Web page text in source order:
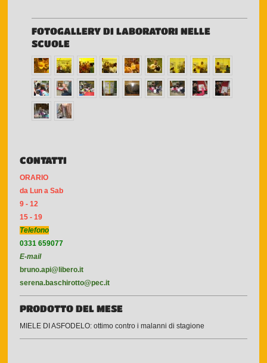
FOTOGALLERY DI LABORATORI NELLE
SCUOLE
CONTATTI
ORARIO
da Lun a Sab
9 - 12
15 - 19
Telefono
0331 659077
E-mail
bruno.api@libero.it
serena.baschirotto@pec.it
PRODOTTO DEL MESE
MIELE DI ASFODELO: ottimo contro i malanni di stagione